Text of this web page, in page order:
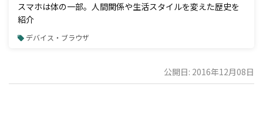
スマホは体の一部。人間関係や生活スタイルを変えた歴史を
紹介
デバイス・ブラウザ
公開日: 2016年12月08日